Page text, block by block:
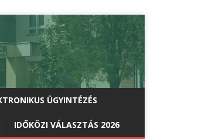
ÜGYINTÉZÉS
IDŐKÖZI VÁLASZTÁS 2026